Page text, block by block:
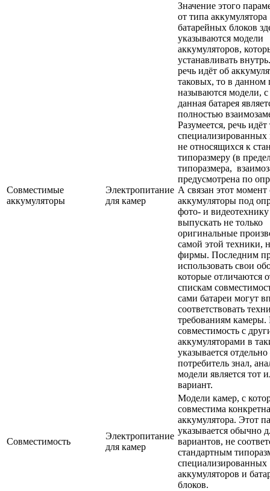
Совместимые
аккумуляторы
Электропитание
для камер
Значение этого
от типа
батарейных блоков
указываются модели
аккумуляторов,
устанавливать
речь идёт об
таковых, то в данном
называются модели,
данная батарея
полностью
Разумеется, речь идёт
специализированных
не относящихся к
типоразмеру (в
типоразмера,
предусмотрена по
А связан этот момент
аккумуляторы под
фото- и
выпускать не только
оригинальные
самой этой техники,
фирмы. Последним
использовать свои
которые отличаются
спискам
сами батареи могут
соответствовать
требованиям камеры.
совместимость с
аккумуляторами в
указывается
потребитель знал,
модели является тот
вариант.
Совместимость
Электропитание
для камер
Модели камер, с
совместима
аккумулятора. Этот
указывается обычно
вариантов, не
стандартным
специализированных
аккумуляторов и
блоков.